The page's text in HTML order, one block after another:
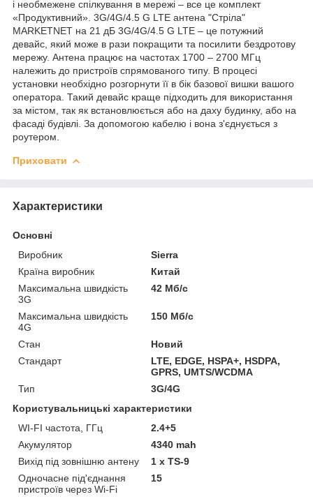
і необмежене спілкування в мережі – все це комплект
«Продуктивний». 3G/4G/4.5 G LTE антена "Стріла"
MARKETNET на 21 дБ 3G/4G/4.5 G LTE – це потужний
девайс, який може в рази покращити та посилити бездротову
мережу. Антена працює на частотах 1700 – 2700 МГц
належить до пристроїв спрямованого типу. В процесі
установки необхідно розгорнути її в бік базової вишки вашого
оператора. Такий девайс краще підходить для використання
за містом, так як встановлюється або на даху будинку, або на
фасаді будівлі. За допомогою кабелю і вона з'єднується з
роутером.
Приховати
Характеристики
Основні
Виробник
Sierra
Країна виробник
Китай
Максимальна швидкість
3G
42 Мб/с
Максимальна швидкість
4G
150 Мб/с
Стан
Новий
Стандарт
LTE, EDGE, HSPA+, HSDPA,
GPRS, UMTS/WCDMA
Тип
3G/4G
Користувальницькі характеристики
WI-FI частота, ГГц
2.4+5
Акумулятор
4340 mah
Вихід під зовнішню антену
1 x TS-9
Одночасне під'єднання
пристроїв через Wi-Fi
15